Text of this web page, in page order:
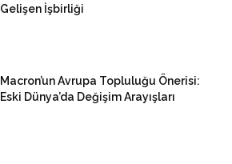
Gelişen İşbirliği
Macron’un Avrupa Topluluğu Önerisi:
Eski Dünya’da Değişim Arayışları